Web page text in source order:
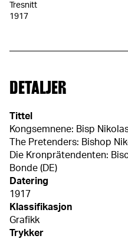
Tresnitt
1917
DETALJER
Tittel
Kongsemnene: Bisp
The Pretenders: Bishop
Die Kronprätendenten:
Bonde (DE)
Datering
1917
Klassifikasjon
Grafikk
Trykker